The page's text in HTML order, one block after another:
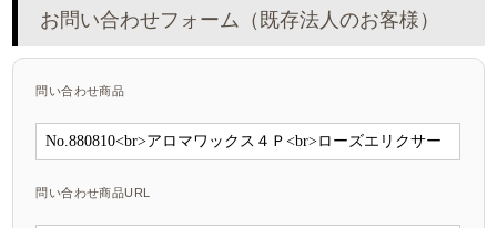
お問い合わせフォーム（既存法人のお客様）
問い合わせ商品
問い合わせ商品URL